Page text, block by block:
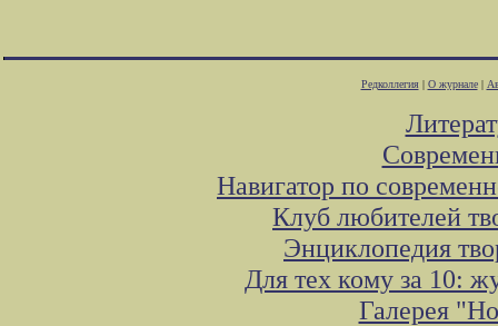
Редколлегия| О журнале|
Навигатор по
Клуб любителей
Энциклопедия
Для тех кому за 10:
Галерея